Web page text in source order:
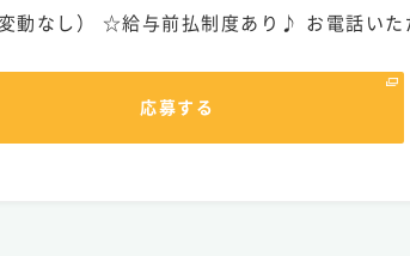
動なし） ☆給与前払制度あり♪ お電話いた
応募する